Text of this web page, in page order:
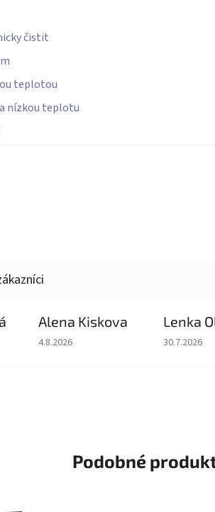
čistit
teplotou
nízkou teplotu
je 5 z 5 hvězdiček.
Alena Kiskova
Hodnocení obchodu je 5 z 5 hvězdiček.
4.8.2026 30.7.2026
Podobné